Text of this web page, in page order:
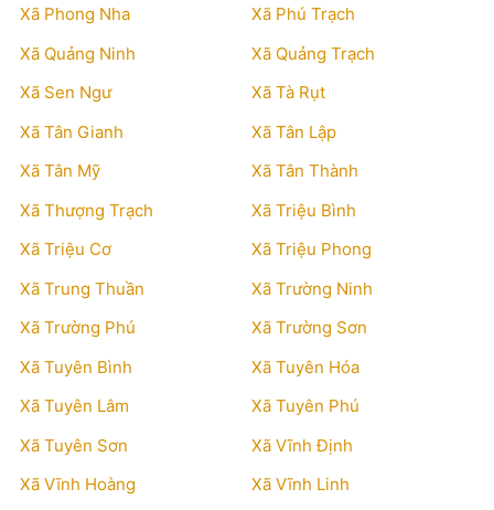
Xã Phong Nha
Xã Phú Trạch
Xã Quảng Ninh
Xã Quảng Trạch
Xã Sen Ngư
Xã Tà Rụt
Xã Tân Gianh
Xã Tân Lập
Xã Tân Mỹ
Xã Tân Thành
Xã Thượng Trạch
Xã Triệu Bình
Xã Triệu Cơ
Xã Triệu Phong
Xã Trung Thuần
Xã Trường Ninh
Xã Trường Phú
Xã Trường Sơn
Xã Tuyên Bình
Xã Tuyên Hóa
Xã Tuyên Lâm
Xã Tuyên Phú
Xã Tuyên Sơn
Xã Vĩnh Định
Xã Vĩnh Hoàng
Xã Vĩnh Linh